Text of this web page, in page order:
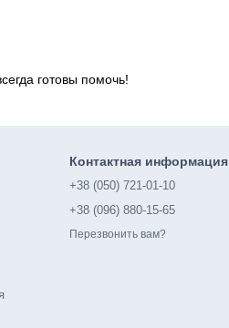
готовы помочь!
Контактная информация
+38 (050) 721-01-10
+38 (096) 880-15-65
Перезвонить вам?